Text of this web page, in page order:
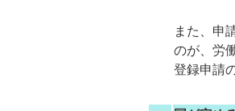
また、申
のが、労
登録申請